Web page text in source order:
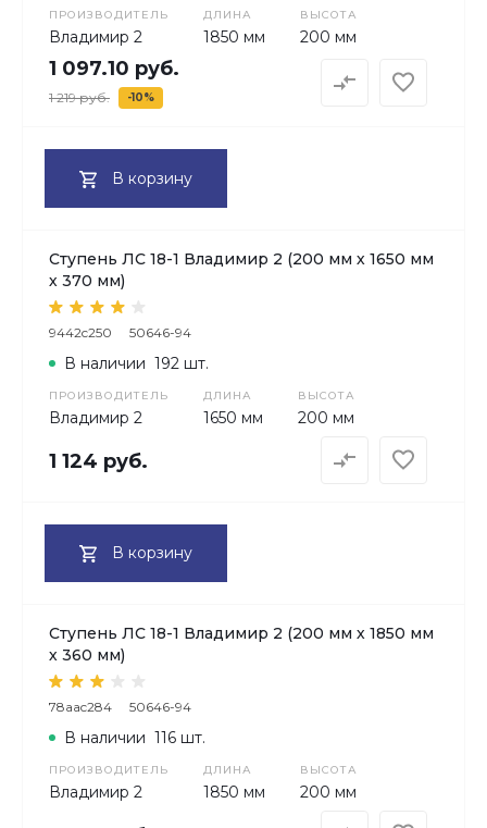
ПРОИЗВОДИТЕЛЬ
Владимир 2
ДЛИНА
1850 мм
ВЫСОТА
200 мм
1 097.10 руб.
1 219 руб. -10%
В корзину
Ступень ЛС 18-1 Владимир 2 (200 мм х 1650 мм
х 370 мм)
9442c250 50646-94
ПРОИЗВОДИТЕЛЬ
Владимир 2
ДЛИНА
1650 мм
ВЫСОТА
200 мм
В наличии 192 шт.
1 124 руб.
В корзину
Ступень ЛС 18-1 Владимир 2 (200 мм х 1850 мм
х 360 мм)
78aac284 50646-94
ПРОИЗВОДИТЕЛЬ
Владимир 2
ДЛИНА
1850 мм
ВЫСОТА
200 мм
В наличии 116 шт.